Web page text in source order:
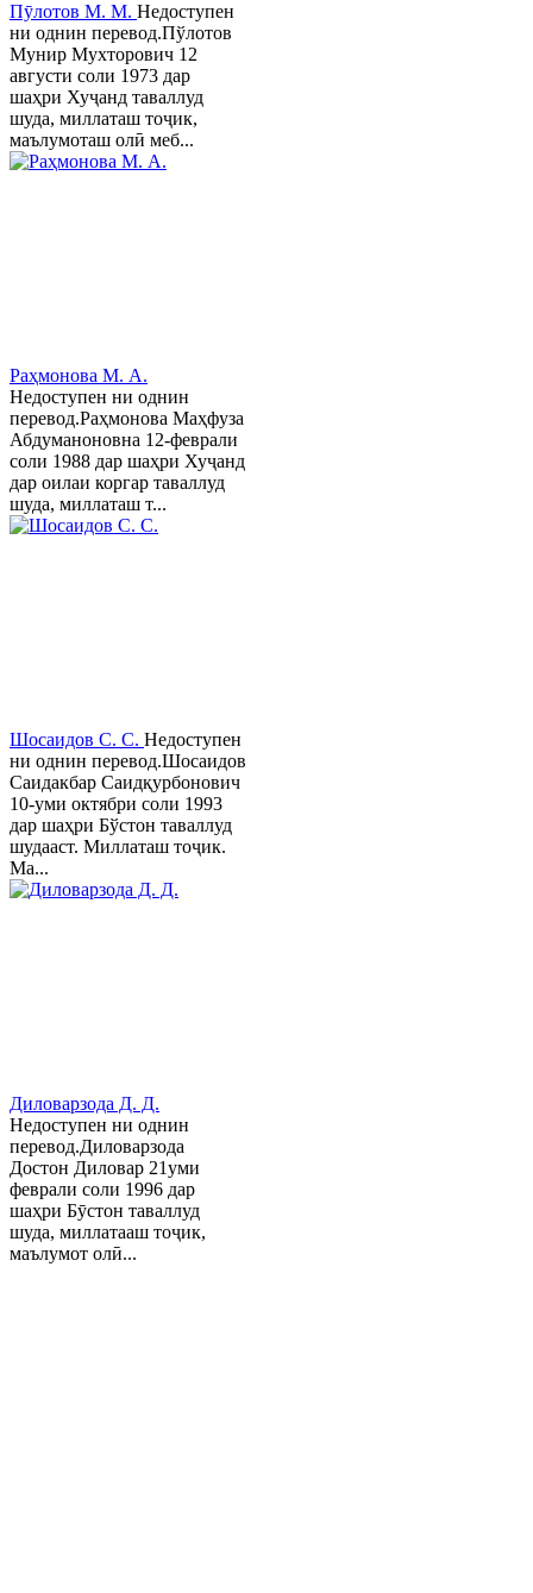
Пӯлотов М. М. Недоступен
ни однин перевод.Пўлотов
Мунир Мухторович 12
августи соли 1973 дар
шаҳри Хуҷанд таваллуд
шуда, миллаташ тоҷик,
маълумоташ олӣ меб...
Раҳмонова М. А.
Недоступен ни однин
перевод.Раҳмонова Маҳфуза
Абдуманоновна 12-феврали
соли 1988 дар шаҳри Хуҷанд
дар оилаи коргар таваллуд
шуда, миллаташ т...
Шосаидов С. С. Недоступен
ни однин перевод.Шосаидов
Саидакбар Саидқурбонович
10-уми октябри соли 1993
дар шаҳри Бўстон таваллуд
шудааст. Миллаташ тоҷик.
Ма...
Диловарзода Д. Д.
Недоступен ни однин
перевод.Диловарзода
Достон Диловар 21уми
феврали соли 1996 дар
шаҳри Бӯстон таваллуд
шуда, миллатааш тоҷик,
маълумот олӣ...